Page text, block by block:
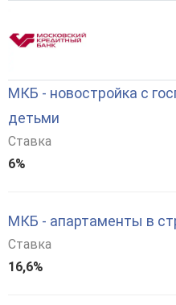
МКБ - новостройка с
детьми
Ставка
6%
МКБ - апартаменты в
Ставка
16,6%